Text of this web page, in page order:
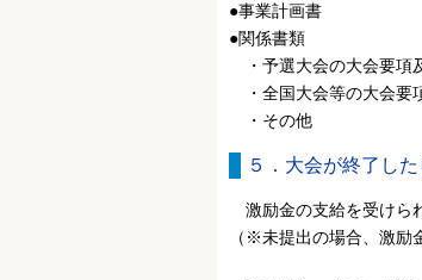
●事業計画書
●関係書類
・予選大会の大会要項
・全国大会等の大会要
・その他
５．大会が終了した
激励金の支給を受けら
（※未提出の場合、激励